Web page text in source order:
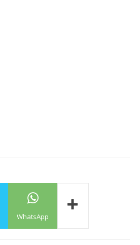
WhatsApp